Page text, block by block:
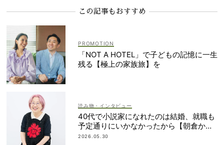
この記事もおすすめ
「NOT A HOTEL」で子どもの記憶に一生
残る【極上の家族旅】を
読み物・インタビュー
40代で小説家になれたのは結婚、就職も
予定通りにいかなかったから【朝倉かす
みさん】
2026.05.30